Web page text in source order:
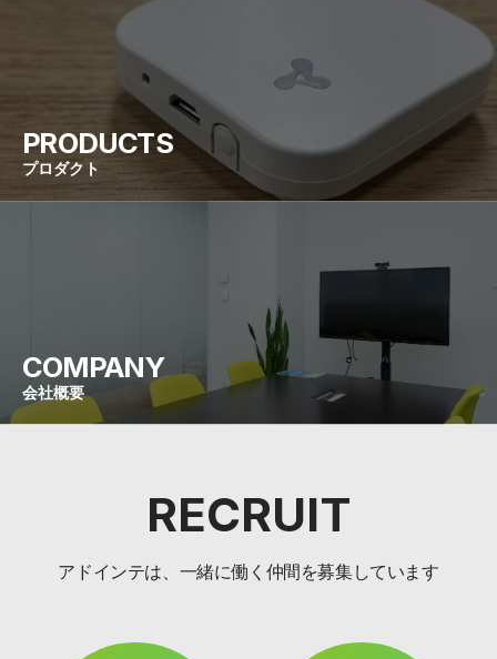
プロダクト
PRODUCTS
会社概要
COMPANY
RECRUIT
アドインテは、一緒に働く仲間を募集しています